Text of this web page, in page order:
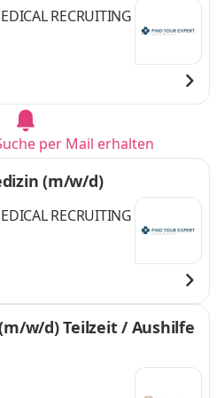
RECRUITING
per Mail erhalten
(m/w/d)
RECRUITING
w/d) Teilzeit / Aushilfe